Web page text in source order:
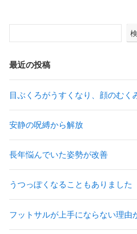
最近の投稿
目ぶくろがうすくなり、顔のむく
安静の呪縛から解放
長年悩んでいた姿勢が改善
うつっぽくなることもありました
フットサルが上手にならない理由